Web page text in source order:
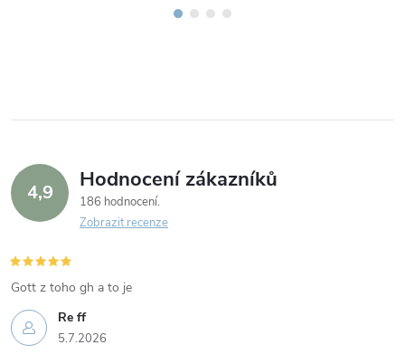
4,9 Hodnocení zákazníků
186 hodnocení
Zobrazit recenze
Re ff
5.7.2026
Gott z toho gh a to je